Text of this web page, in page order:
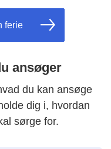
ferie
ansøger
du kan ansøge
dig i, hvordan
sørge for.